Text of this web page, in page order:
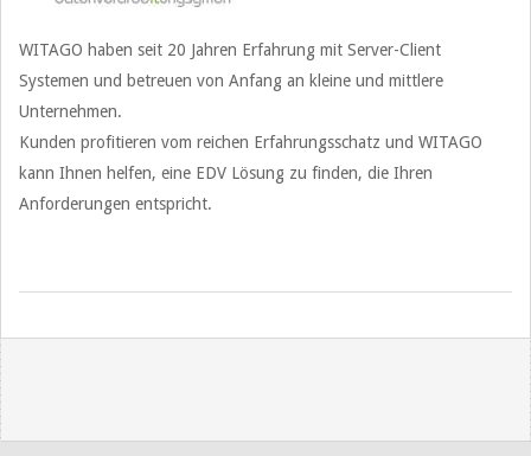
WITAGO haben seit 20 Jahren Erfahrung mit Server-Client
Systemen und betreuen von Anfang an kleine und mittlere
Unternehmen.
Kunden profitieren vom reichen Erfahrungsschatz und WITAGO
kann Ihnen helfen, eine EDV Lösung zu finden, die Ihren
Anforderungen entspricht.
09-